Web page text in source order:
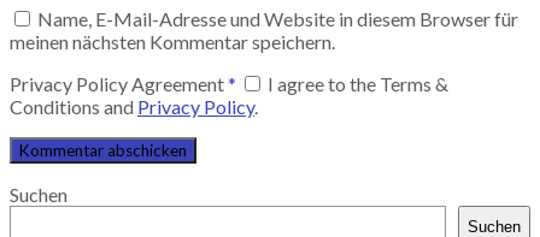
Name, E-Mail-Adresse und Website in diesem Browser für
meinen nächsten Kommentar speichern.
Privacy Policy Agreement*
I agree to the Terms &
Conditions and Privacy Policy.
Suchen
Suchen